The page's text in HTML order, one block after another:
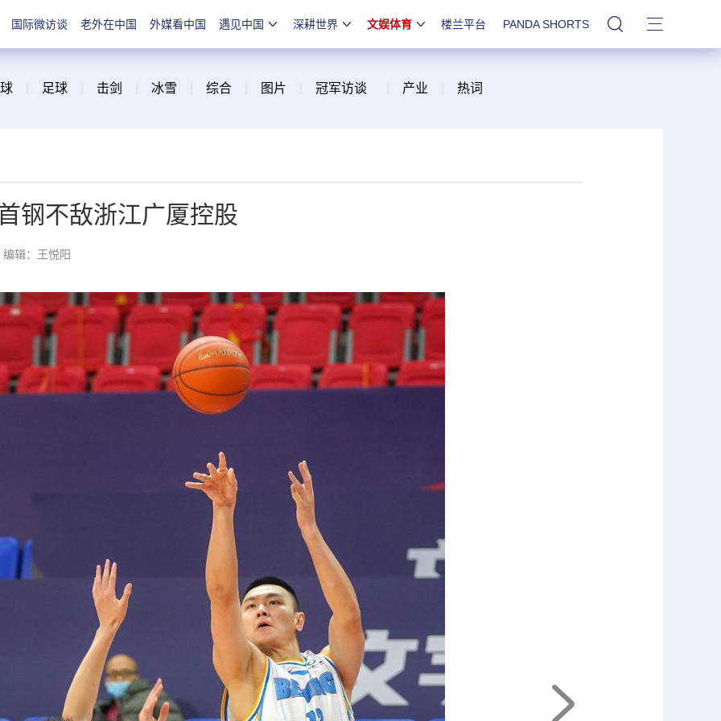
国际微访谈 老外在中国 外媒看中国 遇见中国 深耕世界 文娱体育 楼兰平台 PANDA SHORTS 站内搜索
足球 击剑 冰雪 综合 图片 冠军访谈 产业 热词
钢不敌浙江广厦控股
编辑：王悦阳